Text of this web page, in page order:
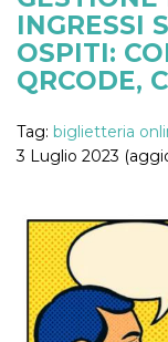
INGRESSI
OSPITI:
QRCODE,
Tag: biglietteria
3 Luglio 2023
dpr
fr